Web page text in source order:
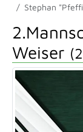
Stephan
Weiser